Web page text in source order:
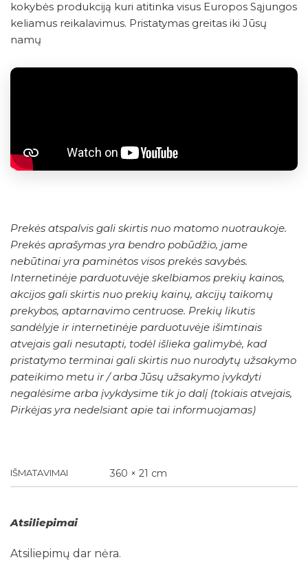
kokybės produkciją kuri atitinka visus Europos Sąjungos
keliamus reikalavimus. Pristatymas greitas iki Jūsų
namų
Prekės atspalvis gali skirtis nuo matomo nuotraukoje.
Prekės aprašymas yra bendro pobūdžio, jame
nebūtinai yra paminėtos visos prekės savybės.
Internetinėje parduotuvėje skelbiamos prekių kainos,
akcijos gali skirtis nuo prekių kainų, akcijų taikomų
prekybos, aptarnavimo centruose. Prekių likutis
sandėlyje ir internetinėje parduotuvėje išimtinais
atvejais gali nesutapti, todėl išlieka galimybė, kad
pristatymo terminai gali skirtis nuo nurodytų užsakymo
pateikimo metu ir / arba Jūsų užsakymo įvykdyti
negalėsime arba įvykdysime tik jo dalį (tokiais atvejais,
Pirkėjas yra nedelsiant apie tai informuojamas)
IŠMATAVIMAI 360 × 21 cm
Atsiliepimai
Atsiliepimų dar nėra.